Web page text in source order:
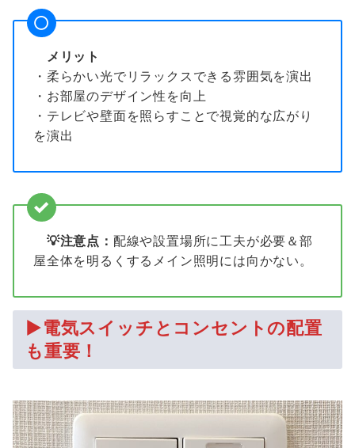
メリット
・柔らかい光でリラックスできる雰囲気を演出
・お部屋のデザイン性を向上
・テレビや壁面を照らすことで視覚的な広がり
を演出
💡注意点： 配線や設置場所に工夫が必要＆部
屋全体を明るくするメイン照明には向かない。
▶電気スイッチとコンセントの配置
も重要！